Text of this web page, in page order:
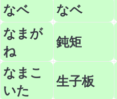
なベ なベ
なまが
ね
鈍矩
なまこ
いた
生子板